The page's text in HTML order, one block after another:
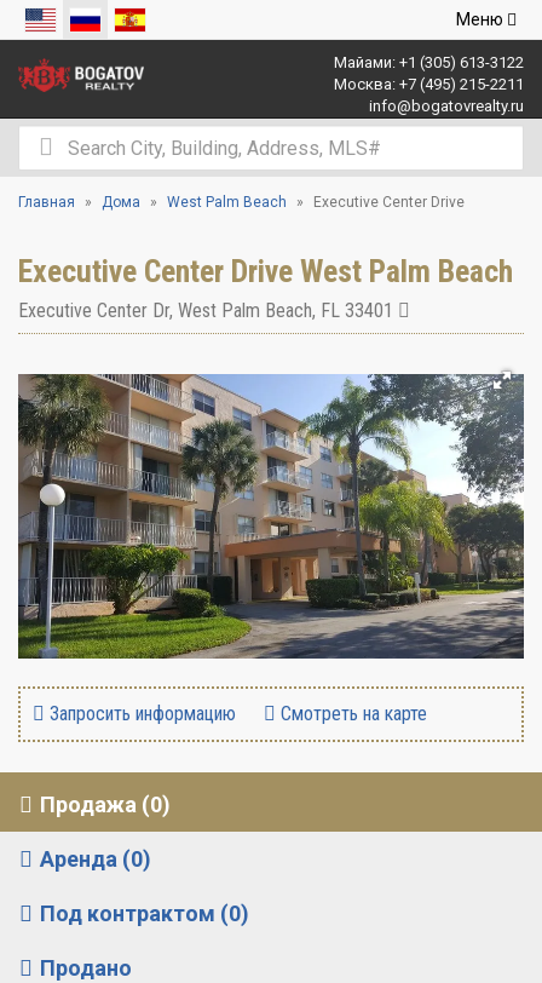
Открыть
Меню
Майами: +1 (305) 613-3122
Москва: +7 (495) 215-2211
info@bogatovrealty.ru
Главная Дома West Palm Beach Executive Center Drive
Executive Center Drive West Palm Beach
Executive Center Dr, West Palm Beach, FL 33401
Запросить информацию Смотреть на карте
Продажа (0)
Аренда (0)
Под контрактом (0)
Продано